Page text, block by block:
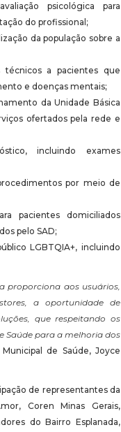
psicológica para
do profissional;
da população sobre a
técnicos a pacientes que
e doenças mentais;
da Unidade Básica
ofertados pela rede e
incluindo exames
por meio de
pacientes domiciliados
pelo SAD;
LGBTQIA+, incluindo
proporciona aos usuários,
a oportunidade de
que respeitando os
Saúde para a melhoria dos
de Saúde, Joyce
de representantes da
Coren Minas Gerais,
do Bairro Esplanada,